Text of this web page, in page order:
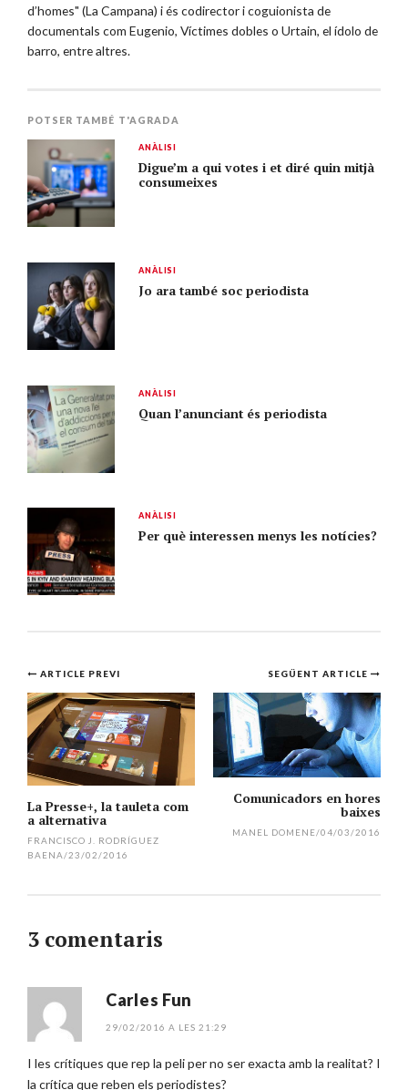
d’homes" (La Campana) i és codirector i coguionista de
documentals com Eugenio, Víctimes dobles o Urtain, el ídolo de
barro, entre altres.
POTSER TAMBÉ T'AGRADA
ANÀLISI
Digue’m a qui votes i et diré quin mitjà
consumeixes
ANÀLISI
Jo ara també soc periodista
ANÀLISI
Quan l’anunciant és periodista
ANÀLISI
Per què interessen menys les notícies?
Navegació
per
l'article
SEGÜENT ARTICLE
Comunicadors en hores
baixes
MANEL DOMENE/04/03/2016
ARTICLE PREVI
La Presse+, la tauleta com
a alternativa
FRANCISCO J. RODRÍGUEZ
BAENA/23/02/2016
3 comentaris
Carles Fun
29/02/2016 A LES 21:29
I les crítiques que rep la peli per no ser exacta amb la realitat? I
la crítica que reben els periodistes?